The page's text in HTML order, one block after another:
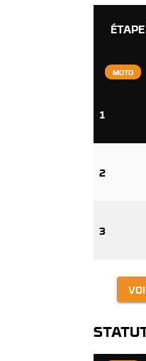
MOTO
1
2
3